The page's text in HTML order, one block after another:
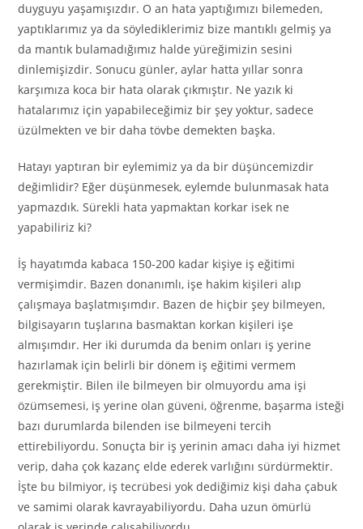
duyguyu yaşamışızdır. O an hata yaptığımızı bilemeden,
yaptıklarımız ya da söylediklerimiz bize mantıklı gelmiş ya
da mantık bulamadığımız halde yüreğimizin sesini
dinlemişizdir. Sonucu günler, aylar hatta yıllar sonra
karşımıza koca bir hata olarak çıkmıştır. Ne yazık ki
hatalarımız için yapabileceğimiz bir şey yoktur, sadece
üzülmekten ve bir daha tövbe demekten başka.
Hatayı yaptıran bir eylemimiz ya da bir düşüncemizdir
değimlidir? Eğer düşünmesek, eylemde bulunmasak hata
yapmazdık. Sürekli hata yapmaktan korkar isek ne
yapabiliriz ki?
İş hayatımda kabaca 150-200 kadar kişiye iş eğitimi
vermişimdir. Bazen donanımlı, işe hakim kişileri alıp
çalışmaya başlatmışımdır. Bazen de hiçbir şey bilmeyen,
bilgisayarın tuşlarına basmaktan korkan kişileri işe
almışımdır. Her iki durumda da benim onları iş yerine
hazırlamak için belirli bir dönem iş eğitimi vermem
gerekmiştir. Bilen ile bilmeyen bir olmuyordu ama işi
özümsemesi, iş yerine olan güveni, öğrenme, başarma isteği
bazı durumlarda bilenden ise bilmeyeni tercih
ettirebiliyordu. Sonuçta bir iş yerinin amacı daha iyi hizmet
verip, daha çok kazanç elde ederek varlığını sürdürmektir.
İşte bu bilmiyor, iş tecrübesi yok dediğimiz kişi daha çabuk
ve samimi olarak kavrayabiliyordu. Daha uzun ömürlü